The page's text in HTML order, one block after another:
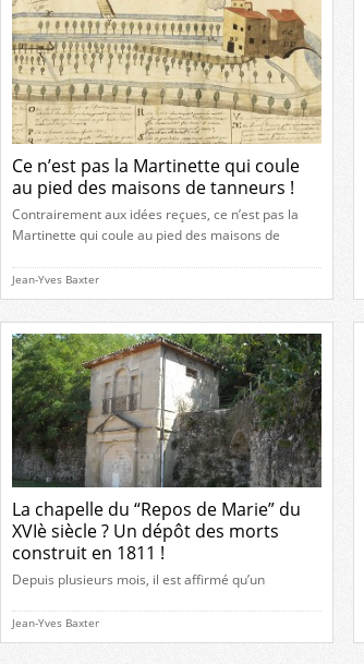
Ce n’est pas la Martinette qui coule
au pied des maisons de tanneurs !
Contrairement aux idées reçues, ce n’est pas la
Martinette qui coule au pied des maisons de
plusieurs semaines, nous pouvons constater que
le canal de la Martinette est fermé et que l’eau
continue à couler au pied de ces maisons. Dès le
début de mes recherches, on […]
Jean-Yves Baxter
La chapelle du “Repos de Marie” du
XVIè siècle ? Un dépôt des morts
construit en 1811 !
Depuis plusieurs mois, il est affirmé qu’un
une chapelle du chemin de croix datant du XVIè
siècle. Et ce bâtiment, intégré au projet de
Jean-Yves Baxter